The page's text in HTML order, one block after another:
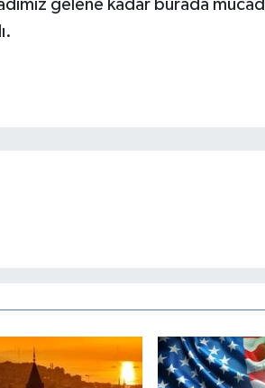
gelene kadar burada